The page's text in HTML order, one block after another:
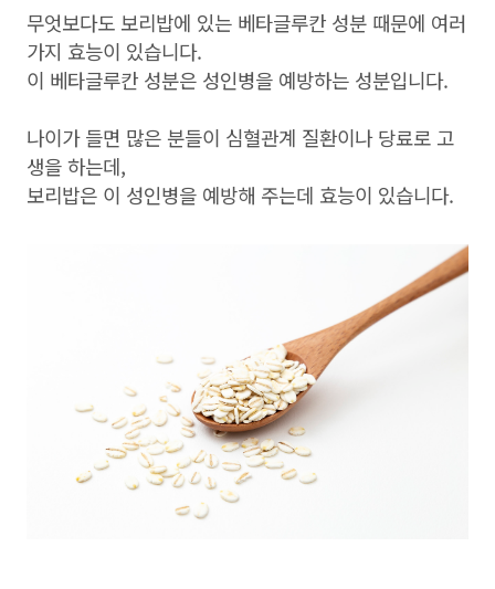
무엇보다도 보리밥에 있는 베타글루칸 성분 때문에 여러
가지 효능이 있습니다.
이 베타글루칸 성분은 성인병을 예방하는 성분입니다.
나이가 들면 많은 분들이 심혈관계 질환이나 당료로 고
생을 하는데,
보리밥은 이 성인병을 예방해 주는데 효능이 있습니다.